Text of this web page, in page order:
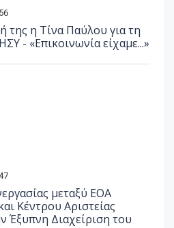
της η Τίνα Παύλου για τη
- «Επικοινωνία είχαμε...»
μεταξύ ΕΟΑ
Κέντρου Αριστείας
Έξυπνη Διαχείριση του